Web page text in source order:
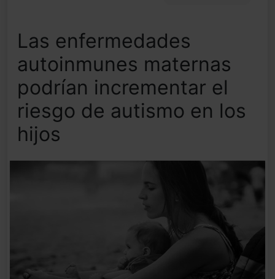
Las enfermedades
autoinmunes maternas
podrían incrementar el
riesgo de autismo en los
hijos